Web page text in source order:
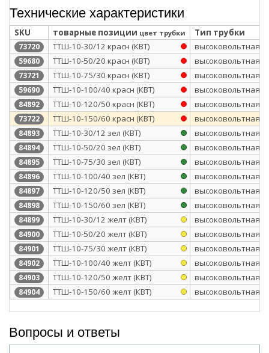
Технические характеристики
SKU товарные позиции цвет трубки Тип трубки
73720 ТТШ-10-30/12 красн (КВТ) высоковольтная
59680 ТТШ-10-50/20 красн (КВТ) высоковольтная
73721 ТТШ-10-75/30 красн (КВТ) высоковольтная
59690 ТТШ-10-100/40 красн (КВТ) высоковольтная
84892 ТТШ-10-120/50 красн (КВТ) высоковольтная
73722 ТТШ-10-150/60 красн (КВТ) высоковольтная
84893 ТТШ-10-30/12 зел (КВТ) высоковольтная
84894 ТТШ-10-50/20 зел (КВТ) высоковольтная
84895 ТТШ-10-75/30 зел (КВТ) высоковольтная
84896 ТТШ-10-100/40 зел (КВТ) высоковольтная
84897 ТТШ-10-120/50 зел (КВТ) высоковольтная
84898 ТТШ-10-150/60 зел (КВТ) высоковольтная
84899 ТТШ-10-30/12 желт (КВТ) высоковольтная
84900 ТТШ-10-50/20 желт (КВТ) высоковольтная
84901 ТТШ-10-75/30 желт (КВТ) высоковольтная
84902 ТТШ-10-100/40 желт (КВТ) высоковольтная
84903 ТТШ-10-120/50 желт (КВТ) высоковольтная
84904 ТТШ-10-150/60 желт (КВТ) высоковольтная
Вопросы и ответы